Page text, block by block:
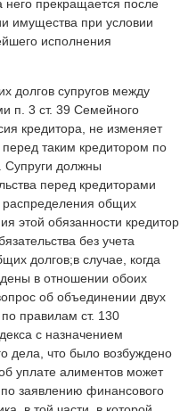
него прекращается после
имущества при условии
исполнения
долгов супругов между
п. 3 ст. 39 Семейного
кредитора, не изменяет
таким кредитором по
должны
перед кредиторами
распределения общих
этой обязанности кредитор
без учета
долгов;в случае, когда
в отношении обоих
об объединении двух
по правилам ст. 130
с назначением
дела, что было возбуждено
уплате алиментов может
заявлению финансового